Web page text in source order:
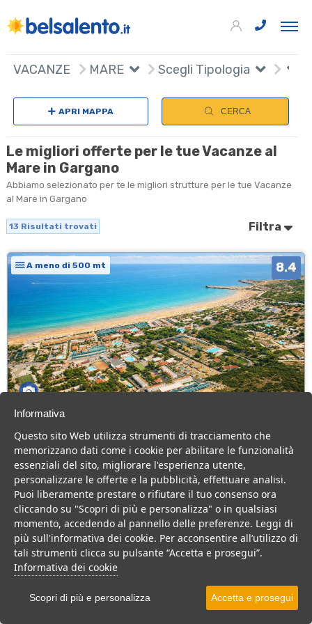
VACANZE MARE Scegli Tipologia
APRI MAPPA CERCA
Le migliori offerte per le tue Vacanze al
Mare in Gargano
Abbiamo selezionato per te le migliori strutture per le tue Vacanze
al Mare in Gargano
13 Risultati trovati Filtra
A meno di 500 mt 8.4
Puglia > Gargano > Vieste
107 Camere
Villaggio a Vieste, con piscina e animazione, ideale per famiglie
con bambini.
Villaggio Hotel
VEDI SU MAPPA
+
Informativa
Questo sito Web utilizza strumenti di tracciamento che
memorizzano dati come i cookie per abilitare le funzionalità
essenziali del sito, migliorare l'esperienza utente,
personalizzare le offerte e la pubblicità, effettuare analisi.
Puoi liberamente prestare o rifiutare il tuo consenso ora
cliccando su "Scopri di più e personalizza" o in qualsiasi
momento, accedendo al pannello delle preferenze. Leggi di
più sull'informativa dei cookie. Per acconsentire all’utilizzo di
tali strumenti clicca su pulsante “Accetta e prosegui”.
Informativa dei cookie
Scopri di più e personalizza Accetta e prosegui